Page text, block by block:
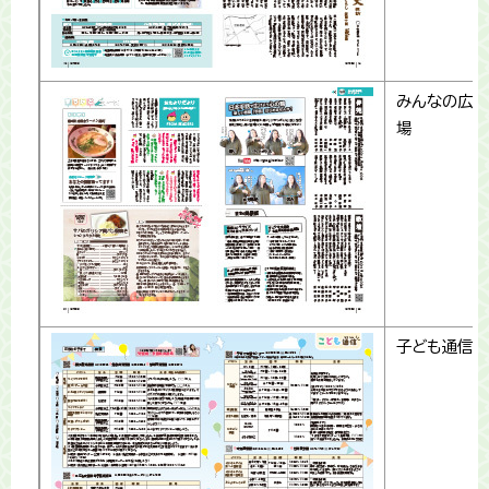
みんなの広
場
子ども通信